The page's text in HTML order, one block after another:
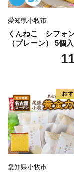
〈プライバシー
て〉
って管理し、
なお、お客様
事務連絡、いた
告、永平寺町が
ト情報の提供及
提供のために使
子メールの配信
いただくことが
愛知県小牧市
くんねこ シフォ
（プレーン） 5個入
愛知県小牧市